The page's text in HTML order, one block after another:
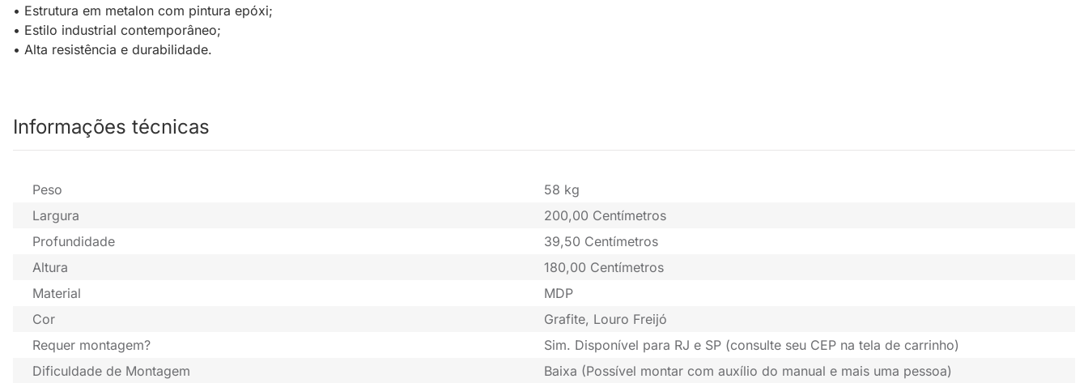
• Estrutura em metalon com pintura epóxi;
• Estilo industrial contemporâneo;
• Alta resistência e durabilidade.
Informações técnicas
Peso
58 kg
Largura
200,00 Centímetros
Profundidade
39,50 Centímetros
Altura
180,00 Centímetros
Material
MDP
Cor
Grafite, Louro Freijó
Requer montagem?
Sim. Disponível para RJ e SP (consulte seu CEP na tela de carrinho)
Dificuldade de Montagem
Baixa (Possível montar com auxílio do manual e mais uma pessoa)